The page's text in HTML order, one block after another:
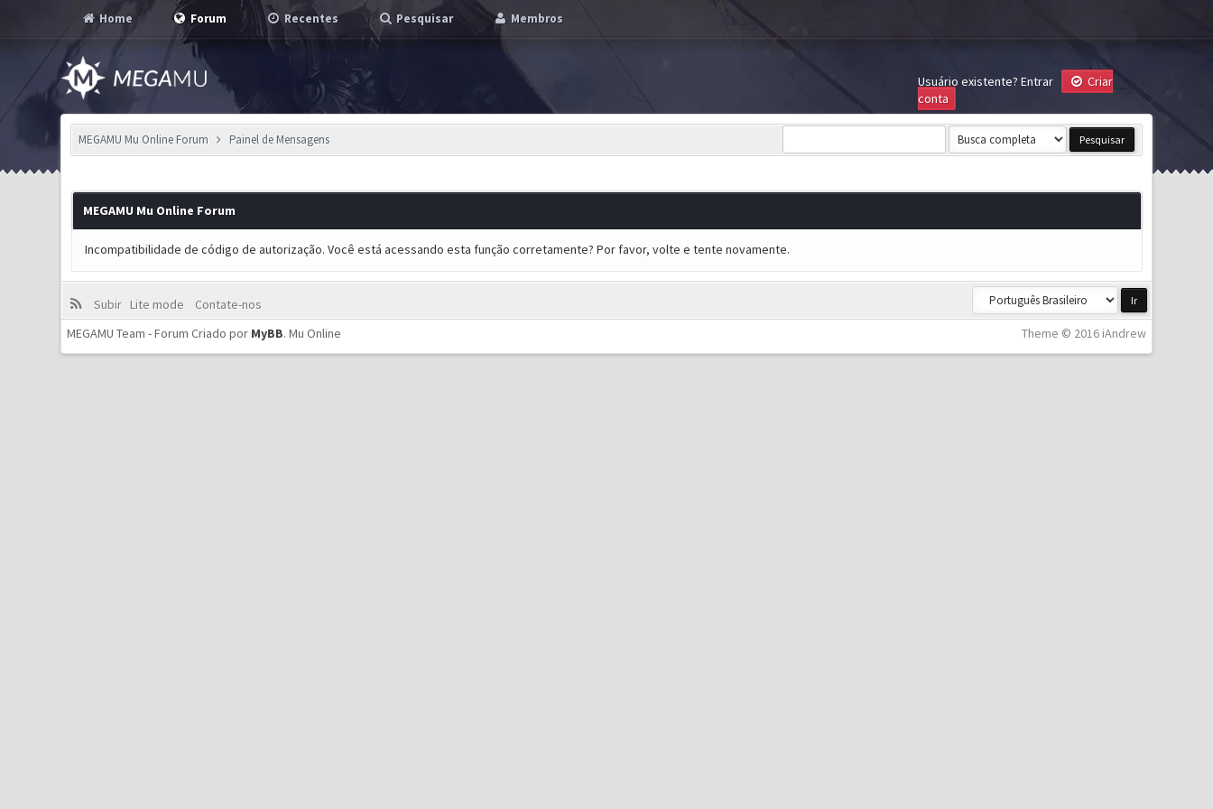
Home Forum Recentes Pesquisar Membros
Usuário existente? Entrar
Criar
conta
MEGAMU Mu Online Forum Painel de Mensagens
MEGAMU Mu Online Forum
Incompatibilidade de código de autorização. Você está acessando esta função corretamente? Por favor, volte e tente novamente.
Subir Lite mode
Contate-nos
Theme © 2016 iAndrew
MEGAMU Team - Forum Criado por MyBB.Mu Online